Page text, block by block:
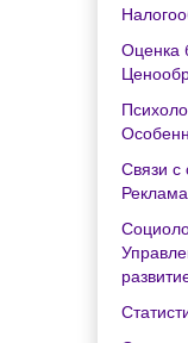
Оценка
Связи с
Реклама